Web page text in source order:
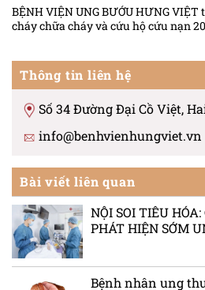
BỆNH VIỆN UNG BƯỚU HƯNG
cháy chữa cháy và cứu hộ cứu nạn
Thông tin liên hệ
Số 34 Đường Đại Cồ Việt,
info@benhvienhungviet.vn
Bài viết liên quan
NỘI SOI TIÊU
PHÁT HIỆN SỚM
Bệnh nhân ung